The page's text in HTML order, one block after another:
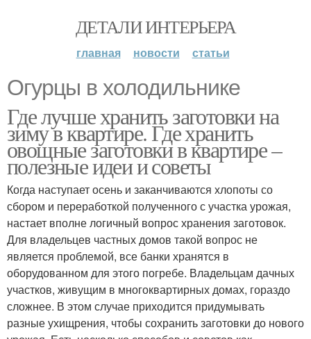
ДЕТАЛИ ИНТЕРЬЕРА
главная новости статьи
Огурцы в холодильнике
Где лучше хранить заготовки на
зиму в квартире. Где хранить
овощные заготовки в квартире –
полезные идеи и советы
Когда наступает осень и заканчиваются хлопоты со
сбором и переработкой полученного с участка урожая,
настает вполне логичный вопрос хранения заготовок.
Для владельцев частных домов такой вопрос не
является проблемой, все банки хранятся в
оборудованном для этого погребе. Владельцам дачных
участков, живущим в многоквартирных домах, гораздо
сложнее. В этом случае приходится придумывать
разные ухищрения, чтобы сохранить заготовки до нового